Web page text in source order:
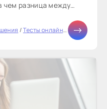
чем разница между
/Тесты онлайн/СТАТЬИ